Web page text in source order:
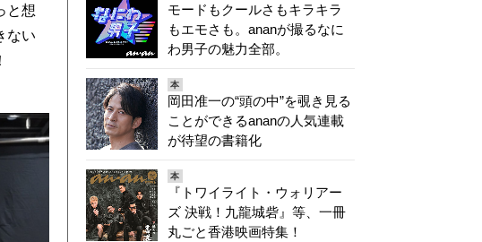
と想
ない
モードもクールさもキラキラ
もエモさも。ananが撮るなに
わ男子の魅力全部。
本
岡田准一の“頭の中”を覗き見る
ことができるananの人気連載
が待望の書籍化
本
『トワイライト・ウォリアー
ズ 決戦！九龍城砦』等、一冊
丸ごと香港映画特集！